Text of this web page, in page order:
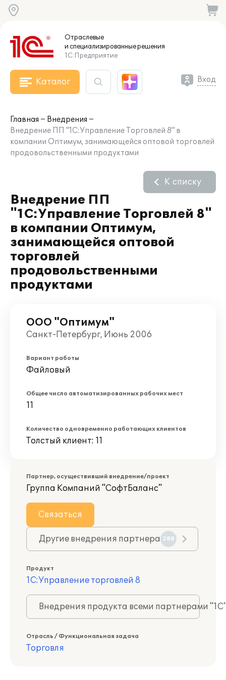
Отраслевые
и специализированныерешения
1С:Предприятие
Каталог Вход
Главная
Внедрения
Внедрение ПП "1С:Управление Торговлей 8" в
компании Оптимум, занимающейся оптовой торговлей
продовольственными продуктами
Внедрение ПП
"1С:Управление Торговлей 8"
в компании Оптимум,
занимающейся оптовой
торговлей
продовольственными
продуктами
К списку
ООО "Оптимум"
Санкт-Петербург, Июнь 2006
Вариант работы
Файловый
Общее число автоматизированных рабочих мест
11
Количество одновременно работающих клиентов
Толстый клиент: 11
Партнер, осуществивший внедрение/проект
Группа Компаний "СофтБаланс"
Связаться
Другие внедрения партнера 288
Продукт
1С:Управление торговлей 8
Внедрения продукта всеми партнерами
Отрасль / Функциональная задача
Торговля